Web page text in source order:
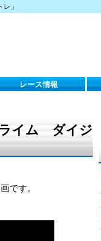
」
レース情報
イム ダイジ
です。